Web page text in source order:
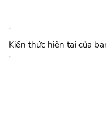
Kiến thức hiện tại của